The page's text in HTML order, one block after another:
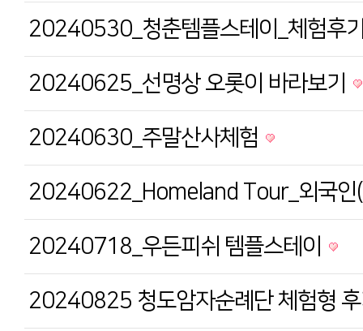
20240530_청춘템플스테이_체험후
20240625_선명상 오롯이 바라보기
20240630_주말산사체험
20240622_Homeland Tour_외국
20240718_우든피쉬 템플스테이
20240825 청도암자순례단 체험형